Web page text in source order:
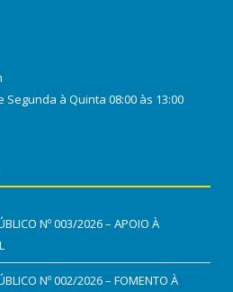
à Quinta 08:00 às 13:00
Nº 003/2026 – APOIO À
Nº 002/2026 – FOMENTO À